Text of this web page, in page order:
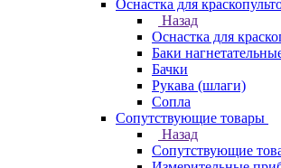
Оснастка для
Назад
Оснастка для
Баки
Бачки
Рукава (шлаги)
Сопла
Сопутствующие товары
Назад
Сопутствующие